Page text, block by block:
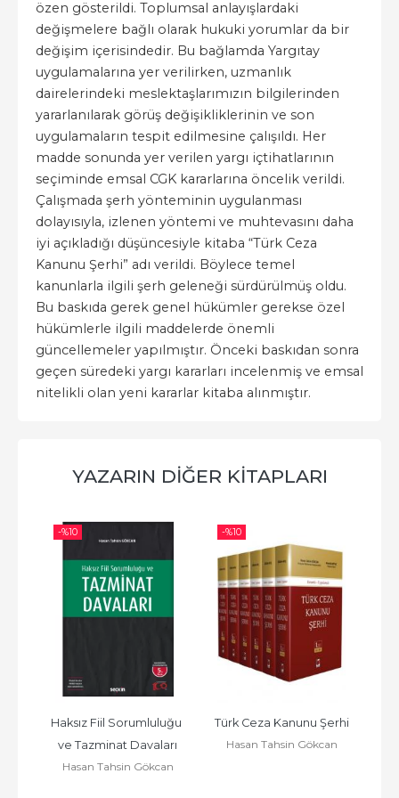
özen gösterildi. Toplumsal anlayışlardaki
değişmelere bağlı olarak hukuki yorumlar da bir
değişim içerisindedir. Bu bağlamda Yargıtay
uygulamalarına yer verilirken, uzmanlık
dairelerindeki meslektaşlarımızın bilgilerinden
yararlanılarak görüş değişikliklerinin ve son
uygulamaların tespit edilmesine çalışıldı. Her
madde sonunda yer verilen yargı içtihatlarının
seçiminde emsal CGK kararlarına öncelik verildi.
Çalışmada şerh yönteminin uygulanması
dolayısıyla, izlenen yöntemi ve muhtevasını daha
iyi açıkladığı düşüncesiyle kitaba “Türk Ceza
Kanunu Şerhi” adı verildi. Böylece temel
kanunlarla ilgili şerh geleneği sürdürülmüş oldu.
Bu baskıda gerek genel hükümler gerekse özel
hükümlerle ilgili maddelerde önemli
güncellemeler yapılmıştır. Önceki baskıdan sonra
geçen süredeki yargı kararları incelenmiş ve emsal
nitelikli olan yeni kararlar kitaba alınmıştır.
YAZARIN DIĞER KITAPLARI
-%10
Haksız Fiil Sorumluluğu
ve Tazminat Davaları
Hasan Tahsin Gökcan
-%10
Türk Ceza Kanunu Şerhi
Hasan Tahsin Gökcan